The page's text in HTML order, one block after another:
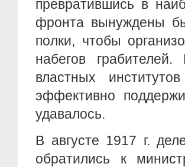
превратившись в
фронта вынуждены
полки, чтобы
набегов
властных
эффективно
удавалось.
В августе 1917 г.
обратились к